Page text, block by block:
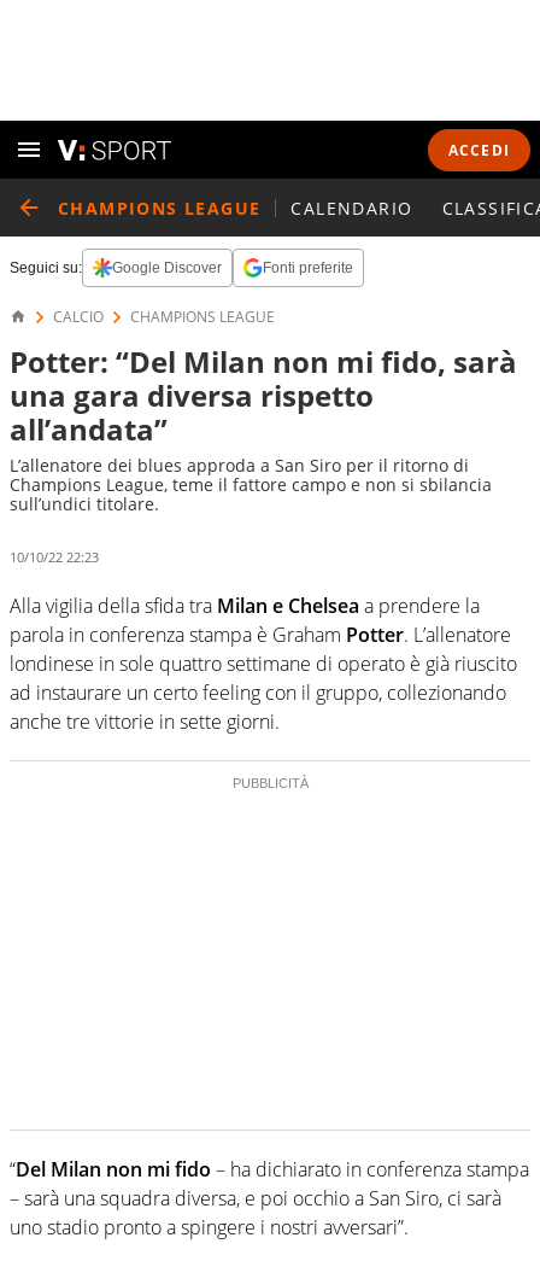
ACCEDI
CHAMPIONS LEAGUE CALENDARIO
Seguici su: Google Discover Fonti preferite
CALCIO CHAMPIONS LEAGUE
Potter: “Del Milan non mi fido, sarà
una gara diversa rispetto
all’andata”
L’allenatore dei blues approda a San Siro per il ritorno di
Champions League, teme il fattore campo e non si sbilancia
sull’undici titolare.
10/10/22 22:23
Alla vigilia della sfida tra Milan e Chelsea a prendere la
parola in conferenza stampa è Graham Potter. L’allenatore
londinese in sole quattro settimane di operato è già riuscito
ad instaurare un certo feeling con il gruppo, collezionando
anche tre vittorie in sette giorni.
“Del Milan non mi fido – ha dichiarato in conferenza stampa
– sarà una squadra diversa, e poi occhio a San Siro, ci sarà
uno stadio pronto a spingere i nostri avversari”.